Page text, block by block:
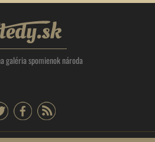
Vtedy.sk
galéria spomienok národa
facebook
rss